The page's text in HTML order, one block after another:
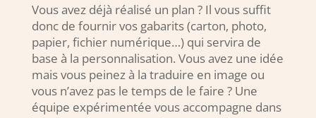
Vous avez déjà réalisé un plan ? Il vous suffit
donc de fournir vos gabarits (carton, photo,
papier, fichier numérique…) qui servira de
base à la personnalisation. Vous avez une idée
mais vous peinez à la traduire en image ou
vous n’avez pas le temps de le faire ? Une
équipe expérimentée vous accompagne dans